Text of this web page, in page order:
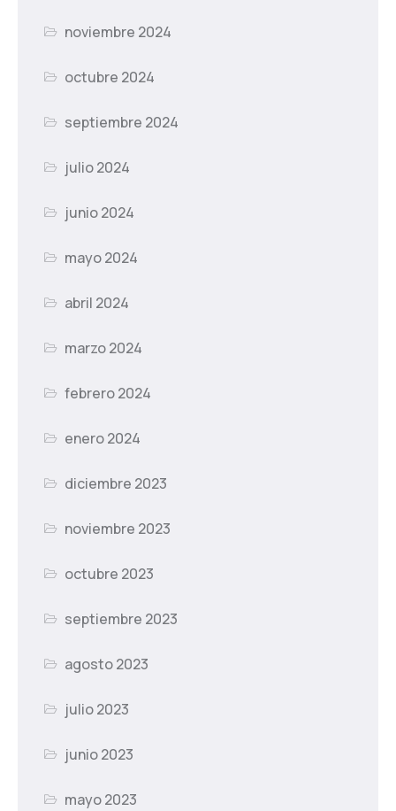
noviembre 2024
octubre 2024
septiembre 2024
julio 2024
junio 2024
mayo 2024
abril 2024
marzo 2024
febrero 2024
enero 2024
diciembre 2023
noviembre 2023
octubre 2023
septiembre 2023
agosto 2023
julio 2023
junio 2023
mayo 2023